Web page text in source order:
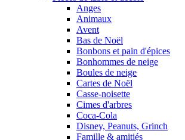
Anges
Animaux
Avent
Bas de Noël
Bonbons et pain d'épices
Bonhommes de neige
Boules de neige
Cartes de Noël
Casse-noisette
Cimes d'arbres
Coca-Cola
Disney, Peanuts, Grinch
Famille & amitiés